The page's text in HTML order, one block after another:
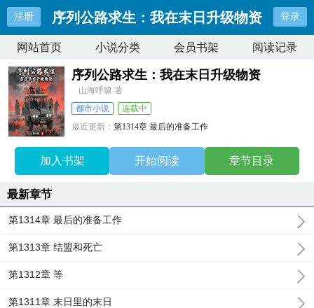
注册 序列公路求生：我在末日升级物资 登录
网站首页 小说分类 会员书架 阅读记录
序列公路求生：我在末日升级物资
山海呼啸 著
都市小说
连载中
最近更新：第1314章 最后的准备工作
加入书架 开始阅读 章节目录
最新章节
第1314章 最后的准备工作
第1313章 结盟和死亡
第1312章 等
第1311章 末日里的末日